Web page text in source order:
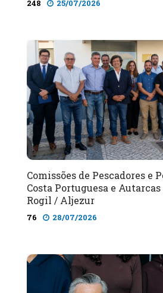
248 25/07/2026
Comissões de Pescadores e
Costa Portuguesa e
Rogil / Aljezur
76 28/07/2026